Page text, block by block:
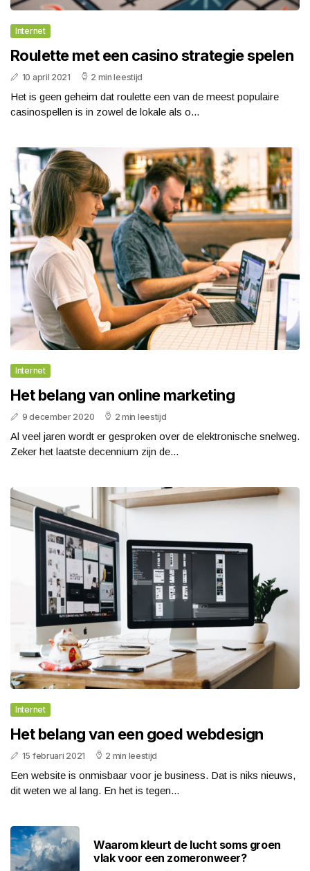
Internet
Roulette met een casino strategie spelen
10 april 2021 2 min leestijd
Het is geen geheim dat roulette een van de meest populaire
casinospellen is in zowel de lokale als o...
Internet
Het belang van online marketing
9 december 2020 2 min leestijd
Al veel jaren wordt er gesproken over de elektronische snelweg.
Zeker het laatste decennium zijn de...
Internet
Het belang van een goed webdesign
15 februari 2021 2 min leestijd
Een website is onmisbaar voor je business. Dat is niks nieuws,
dit weten we al lang. En het is tegen...
Waarom kleurt de lucht soms groen
vlak voor een zomeronweer?